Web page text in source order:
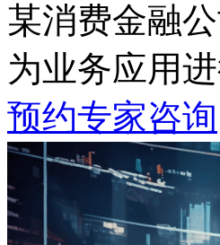
某消费金融
为业务应用
预约专家咨询